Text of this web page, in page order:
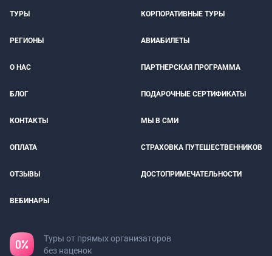
ТУРЫ КОРПОРАТИВНЫЕ ТУРЫ
РЕГИОНЫ АВИАБИЛЕТЫ
О НАС ПАРТНЕРСКАЯ ПРОГРАММА
БЛОГ ПОДАРОЧНЫЕ СЕРТИФИКАТЫ
КОНТАКТЫ МЫ В СМИ
ОПЛАТА СТРАХОВКА ПУТЕШЕСТВЕННИКОВ
ОТЗЫВЫ ДОСТОПРИМЕЧАТЕЛЬНОСТИ
ВЕБИНАРЫ
Туры от прямых организаторов
без наценок